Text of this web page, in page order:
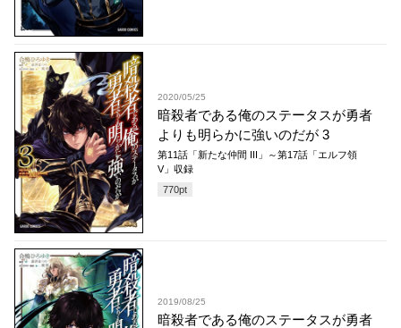
2020/05/25
暗殺者である俺のステータスが勇者
よりも明らかに強いのだが 3
第11話「新たな仲間 III」～第17話「エルフ領
V」収録
770pt
2019/08/25
暗殺者である俺のステータスが勇者